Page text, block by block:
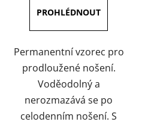
z
5
hvězdiček.
Permanentní vzorec pro
prodloužené nošení.
Voděodolný a
nerozmazává se po
celodenním nošení. S